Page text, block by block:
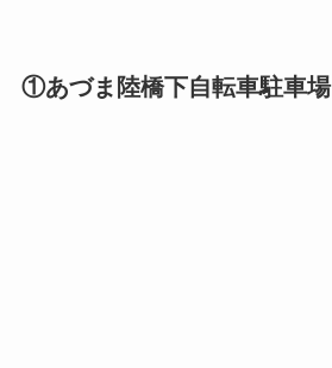
①あづま陸橋下自転車駐車場